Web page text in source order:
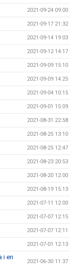
2021-09-24 09:00
2021-09-17 21:32
2021-09-14 19:03
2021-09-12 14:17
2021-09-09 15:10
2021-09-09 14:25
2021-09-04 10:15
2021-09-01 15:09
2021-08-31 22:58
2021-08-25 13:10
2021-08-25 12:47
2021-08-23 20:53
2021-08-20 12:00
2021-08-19 15:13
2021-07-11 12:00
2021-07-07 12:15
2021-07-07 12:11
2021-07-01 12:13
i en
2021-06-30 11:37